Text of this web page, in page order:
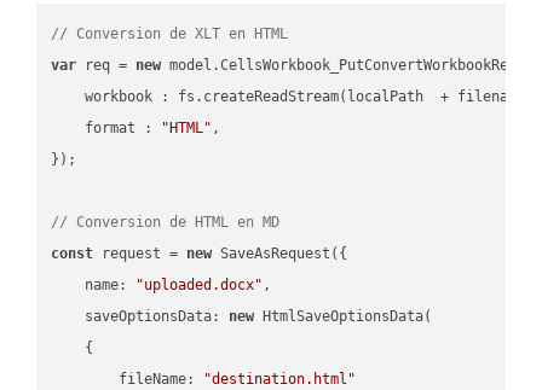
// Conversion de XLT en HTML
var req = new
workbook : fs.createReadStream(localPath  + filename
format : "HTML" ,
});
// Conversion de HTML en MD
const request = new SaveAsRequest({
name: "uploaded.docx" ,
saveOptionsData: new HtmlSaveOptionsData(
    {
fileName:
"destination.html"